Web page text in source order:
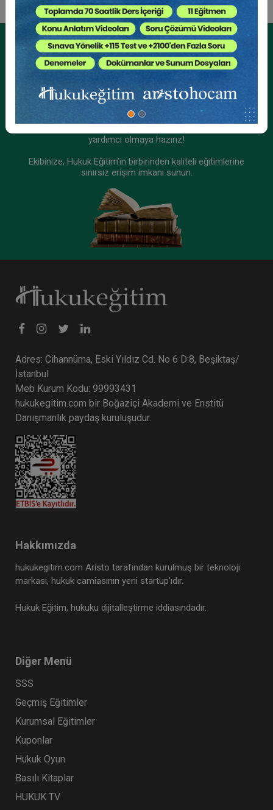
Kurumsal Üyelikler İçin
Kurumsal Teklif Alın
yardımcı olmaya hazırız!
Ekibinize, Hukuk Eğitim’in birbirinden kaliteli eğitimlerine
sınırsız erişim imkanı sunun.
Adres: Cihannüma, Eski Yıldız Cd. No 6 D:8, Beşiktaş/
İstanbul
Meb Kurum Kodu: 99993431
hukukegitim.com bir Boğaziçi Akademi ve Enstitü
Danışmanlık paydaş kuruluşudur.
Hakkımızda
hukukegitim.com Aristo tarafından kurulmuş bir teknoloji
markası, hukuk camiasının yeni startup’ıdır.
Hukuk Eğitim, hukuku dijitalleştirme iddiasındadır.
Diğer Menü
SSS
Geçmiş Eğitimler
Kurumsal Eğitimler
Kuponlar
Hukuk Oyun
Basılı Kitaplar
HUKUK TV